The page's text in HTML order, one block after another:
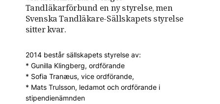
Tandläkarförbund en ny styrelse, men
Svenska Tandläkare-Sällskapets styrelse
sitter kvar.
2014 består sällskapets styrelse av:
* Gunilla Klingberg, ordförande
* Sofia Tranæus, vice ordförande,
* Mats Trulsson, ledamot och ordförande i
stipendienämnden